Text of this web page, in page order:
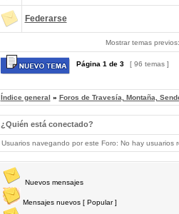
Federarse
Mostrar temas previos:
Página 1 de 3 [ 96 temas ]
Índice general » Foros de Travesía, Montaña,
¿Quién está conectado?
Usuarios navegando por este Foro: No hay usuarios
Nuevos mensajes
Mensajes nuevos [ Popular ]